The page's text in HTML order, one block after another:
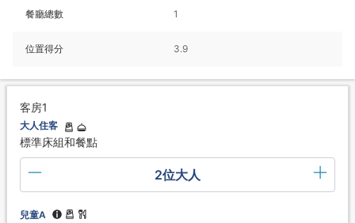
餐廳總數 1
位置得分 3.9
客房1
大人住客
標準床組和餐點
2位大人
兒童A